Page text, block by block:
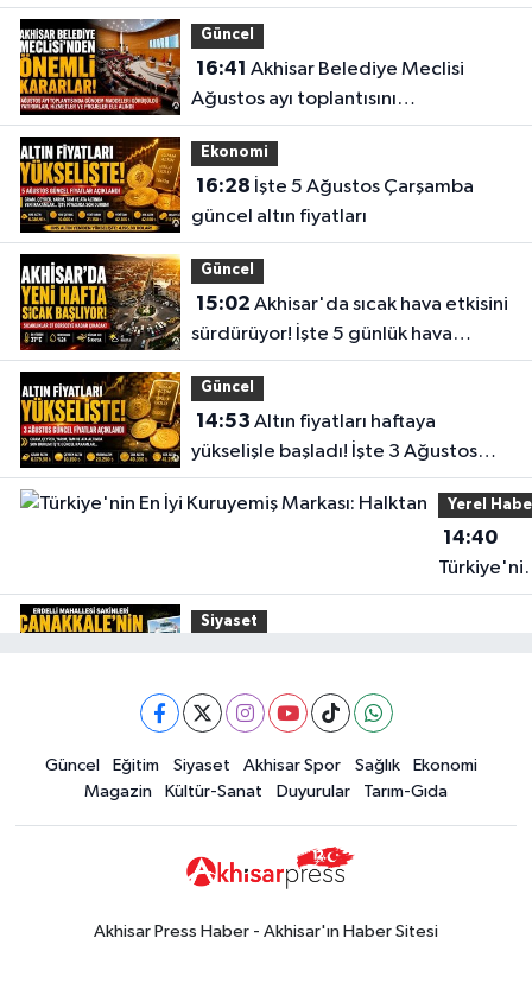
aşıldı
Güncel
16:41
Ağustos ayı toplantısını
gerçekleştirdi
Ekonomi
16:28
güncel altın fiyatları
Güncel
15:02
sürdürüyor! İşte 5 günlük hava
durumu
Güncel
14:53
yükselişle başladı! İşte 3 Ağustos
güncel fiyatlar
Yerel
14:40
En İyi
Siyaset
yaşadı
19:00Kadın ve Çocuk Giyimde Yeni
Dönem: Minik Terzi’den Anne-
Çocuk Stilini Tamamlayan
Koleksiyonlar
Güncel
18:57Akhisar'da Atatürk
Güncel Eğitim Siyaset Akhisar Spor Sağlık
Ekonomi
Magazin
Kültür-Sanat Duyurular Tarım-Gıda
Akhisar Press Haber - Akhisar'ın Haber Sitesi